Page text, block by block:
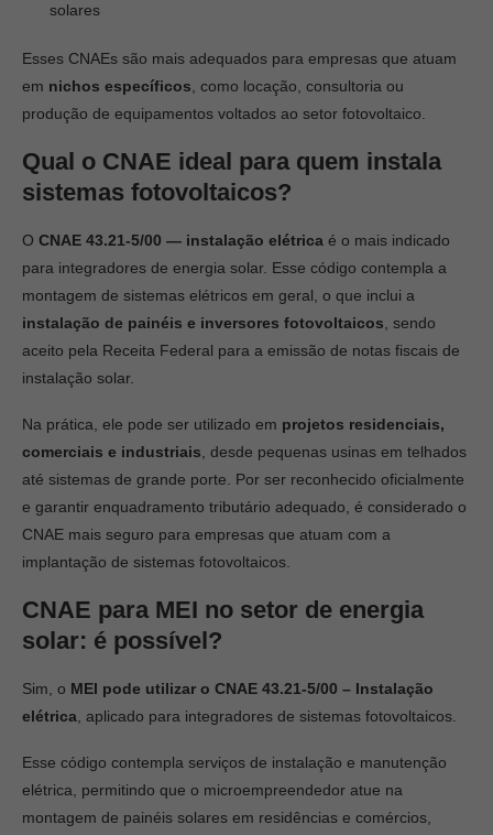
solares
Esses CNAEs são mais adequados para empresas que atuam
em nichos específicos , como locação, consultoria ou
produção de equipamentos voltados ao setor fotovoltaico.
Qual o CNAE ideal para quem instala
sistemas fotovoltaicos?
O CNAE 43.21-5/00 — instalação elétrica é o mais indicado
para integradores de energia solar. Esse código contempla a
montagem de sistemas elétricos em geral, o que inclui a
instalação de painéis e inversores fotovoltaicos , sendo
aceito pela Receita Federal para a emissão de notas fiscais de
instalação solar.
Na prática, ele pode ser utilizado em projetos residenciais,
comerciais e industriais , desde pequenas usinas em telhados
até sistemas de grande porte. Por ser reconhecido oficialmente
e garantir enquadramento tributário adequado, é considerado o
CNAE mais seguro para empresas que atuam com a
implantação de sistemas fotovoltaicos.
CNAE para MEI no setor de energia
solar: é possível?
Sim, o MEI pode utilizar o CNAE 43.21-5/00 – Instalação
elétrica , aplicado para integradores de sistemas fotovoltaicos.
Esse código contempla serviços de instalação e manutenção
elétrica, permitindo que o microempreendedor atue na
montagem de painéis solares em residências e comércios,